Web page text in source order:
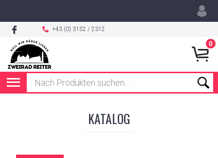
+43 (0) 3152 / 2312
0
KATALOG